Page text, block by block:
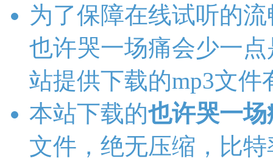
为了保障在线试听的
也许哭一场痛会少一
站提供下载的mp3文件
本站下载的也许哭一
文件，绝无压缩，比特